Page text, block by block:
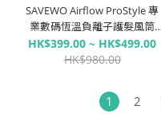
SAVEWO Airflow ProStyle 專
業數碼恆溫負離子護髮風筒
AF-HD01
HK$399.00 ~ HK$499.00
HK$980.00
1 2